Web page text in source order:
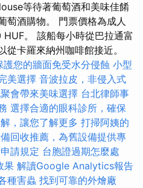
等待著葡萄酒和美味佳餚
萄酒購物。 門票價格為成人
。 該船每小時從巴拉通富
卡羅來納州咖啡館接近。
護您的牆面免受水分侵蝕 小型
美選擇 音波拉皮，非侵入式
會帶來美味選擇 台北律師事
選擇合適的眼科診所，確保
，讓您了解更多 打掃阿姨的
回收推薦，為舊設備提供專
請規定 台胞證過期怎麼處
果 解讀Google Analytics報告
種害蟲 找到可靠的外燴廠